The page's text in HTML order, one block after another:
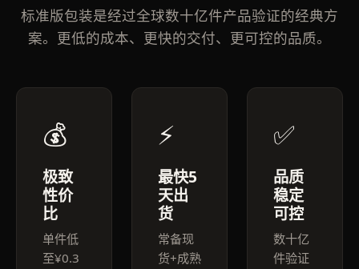
标准版包装是经过全球数十亿件产品验证的经典方
案。更低的成本、更快的交付、更可控的品质。
💰
极致
性价
比
单件低
至¥0.3
⚡
最快5
天出
货
常备现
货+成熟
✅
品质
稳定
可控
数十亿
件验证